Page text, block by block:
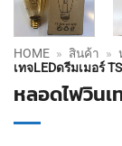
HOME » สินค้า »
เทจLEDดรีมเมอร์
หลอดไฟวินเ